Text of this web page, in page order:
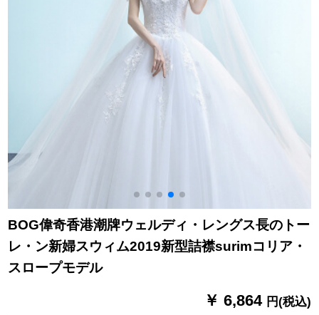
レゼントのスクリー
ンショットを買いま
す。顧客サービスに
連絡してください。L
は100-120斤を提案し
ます。
BOG偉奇香港潮牌ウェルディ・レングス長のトー
レ・ン新婦スウィム2019新型詰襟surimコリア・
スロープモデル
￥ 6,864 円(税込)